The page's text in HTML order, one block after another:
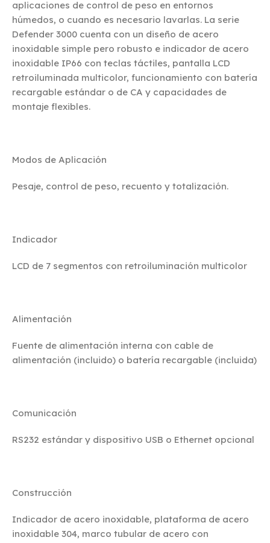
aplicaciones de control de peso en entornos
húmedos, o cuando es necesario lavarlas. La serie
Defender 3000 cuenta con un diseño de acero
inoxidable simple pero robusto e indicador de acero
inoxidable IP66 con teclas táctiles, pantalla LCD
retroiluminada multicolor, funcionamiento con batería
recargable estándar o de CA y capacidades de
montaje flexibles.
Modos de Aplicación
Pesaje, control de peso, recuento y totalización.
Indicador
LCD de 7 segmentos con retroiluminación multicolor
Alimentación
Fuente de alimentación interna con cable de
alimentación (incluido) o batería recargable (incluida)
Comunicación
RS232 estándar y dispositivo USB o Ethernet opcional
Construcción
Indicador de acero inoxidable, plataforma de acero
inoxidable 304, marco tubular de acero con